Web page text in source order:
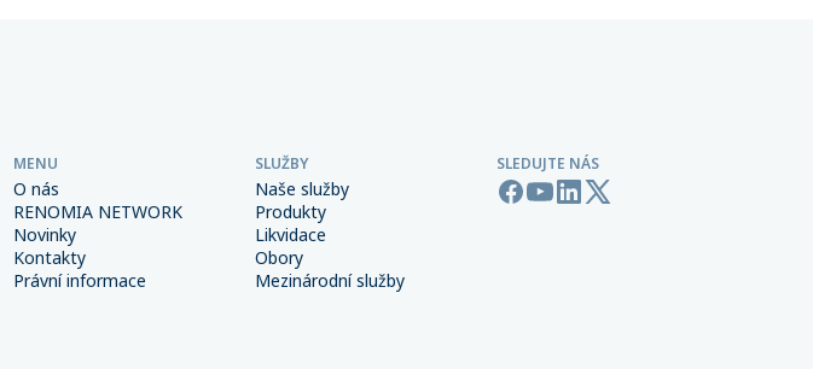
MENU
O nás
RENOMIA NETWORK
Novinky
Kontakty
Právní informace
SLUŽBY
Naše služby
Produkty
Likvidace
Obory
Mezinárodní služby
SLEDUJTE NÁS